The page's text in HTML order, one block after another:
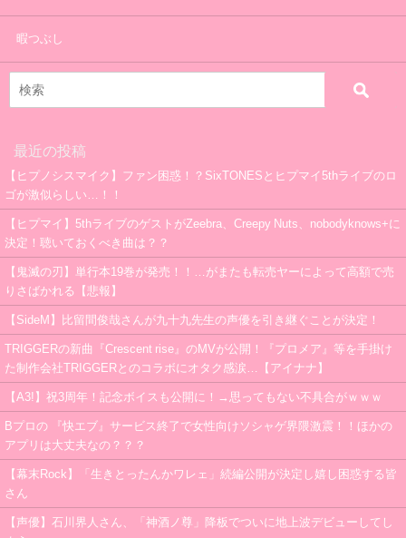
暇つぶし
最近の投稿
【ヒプノシスマイク】ファン困惑！？SixTONESとヒプマイ5thライブのロ
ゴが激似らしい…！！
【ヒプマイ】5thライブのゲストがZeebra、Creepy Nuts、nobodyknows+に
決定！聴いておくべき曲は？？
【鬼滅の刃】単行本19巻が発売！！…がまたも転売ヤーによって高額で売
りさばかれる【悲報】
【SideM】比留間俊哉さんが九十九先生の声優を引き継ぐことが決定！
TRIGGERの新曲『Crescent rise』のMVが公開！『プロメア』等を手掛け
た制作会社TRIGGERとのコラボにオタク感涙…【アイナナ】
【A3!】祝3周年！記念ボイスも公開に！→思ってもない不具合がｗｗｗ
Bプロの 『快エブ』サービス終了で女性向けソシャゲ界隈激震！！ほかの
アプリは大丈夫なの？？？
【幕末Rock】「生きとったんかワレェ」続編公開が決定し嬉し困惑する皆
さん
【声優】石川界人さん、「神酒ノ尊」降板でついに地上波デビューしてし